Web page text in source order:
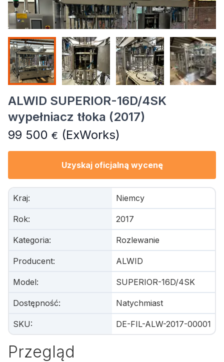
ALWID SUPERIOR-16D/4SK
wypełniacz tłoka (2017)
99 500 € (ExWorks)
Uzyskaj oficjalną wycenę
Kraj: Niemcy
Rok: 2017
Kategoria: Rozlewanie
Producent: ALWID
Model: SUPERIOR-16D/4SK
Dostępność: Natychmiast
SKU: DE-FIL-ALW-2017-00001
Przegląd